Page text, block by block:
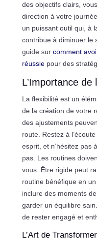
des objectifs clairs,
direction à votre
un puissant outil qui, à
contribue à diminuer le
guide sur comment
réussiepour des
L’Importance de
La flexibilité est un
de la création de votre
des ajustements
route. Restez à
esprit, et n’hésitez pas
pas. Les routines
vous. Être rigide peut
routine bénéfique en
inclure des moments de
garder un équilibre
de rester engagé et
L’Art de